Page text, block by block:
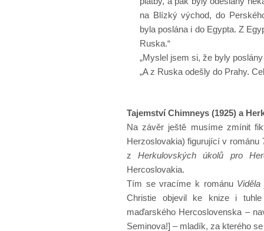
na Blízký východ, do
byla poslána i do Egypta. Z
Ruska.“
„Myslel jsem si, že byly
„A z Ruska odešly do Prahy.
Tajemství Chimneys (1925) a
Na závěr ještě musíme zmínit
Herzoslovakia) figurující v románu
zHerkulovských úkolů pro
Hercoslovakia.
Tím se vracíme k románu
Christie objevil ke knize i
maďarského Hercoslovenska –
Seminova!] – mladík, za kterého